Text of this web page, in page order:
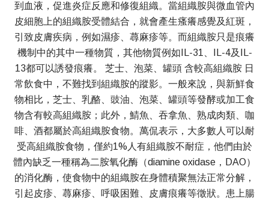
到血液，促進炎症反應和修復組織。當組織胺與微血管內
皮細胞上的組織胺受體結合，就會產生瘙癢感覺及紅斑，
引致皮膚疾病，例如濕疹、蕁麻疹等。而組織胺只是痕癢
機制中的其中一種物質，其他物質例如IL-31、IL-4及IL-
13都可以誘發痕癢。 芝士、泡菜、罐頭 含較高組織胺 日
常飲食中，不難找到組織胺的蹤影。一般來說，與新鮮食
物相比，芝士、乳酪、豉油、泡菜、罐頭等發酵或加工食
物含有較高組織胺；此外，鯖魚、吞拿魚、熟成肉類、咖
啡、酒都屬於高組織胺食物。萬侃表示，大多數人可以耐
受高組織胺食物，僅約1%人有組織胺不耐症，他們由於
體內缺乏一種稱為二胺氧化酶（diamine oxidase，DAO）
的消化酶，使食物中的組織胺在身體積聚無法正常分解，
引起皮疹、蕁麻疹、呼吸困難、皮膚痕癢等徵狀。患上腸